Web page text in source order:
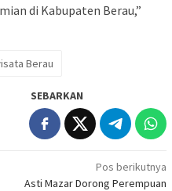
di Kabupaten Berau,”
Berau
SEBARKAN
Pos berikutnya
Asti Mazar Dorong Perempuan